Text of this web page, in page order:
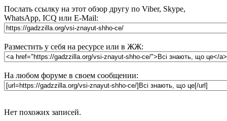
Послать ссылку на этот обзор другу по Viber, Skype,
WhatsApp, ICQ или E-Mail:
Разместить у себя на ресурсе или в ЖЖ:
На любом форуме в своем сообщении:
Нет похожих записей.